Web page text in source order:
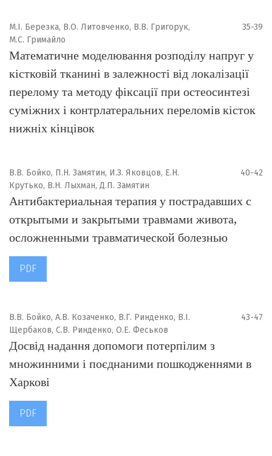
М.І. Березка, В.О. Литовченко, В.В. Григорук,
М.С. Гримайло
35-39
Математичне моделювання розподілу напруг у
кістковій тканині в залежності від локалізації
перелому та методу фіксації при остеосинтезі
суміжних і контрлатеральних переломів кісток
нижніх кінцівок
В.В. Бойко, П.Н. Замятин, И.З. Яковцов, Е.Н.
Крутько, В.Н. Лыхман, Д.П. Замятин
40-42
Антибактериальная терапия у пострадавших с
открытыми и закрытыми травмами живота,
осложненными травматической болезнью
PDF
В.В. Бойко, А.В. Козаченко, В.Г. Ринденко, В.І.
Щербаков, С.В. Ринденко, О.Е. Феськов
43-47
Досвід надання допомоги потерпілим з
множинними і поєднаними пошкодженнями в
Харкові
PDF